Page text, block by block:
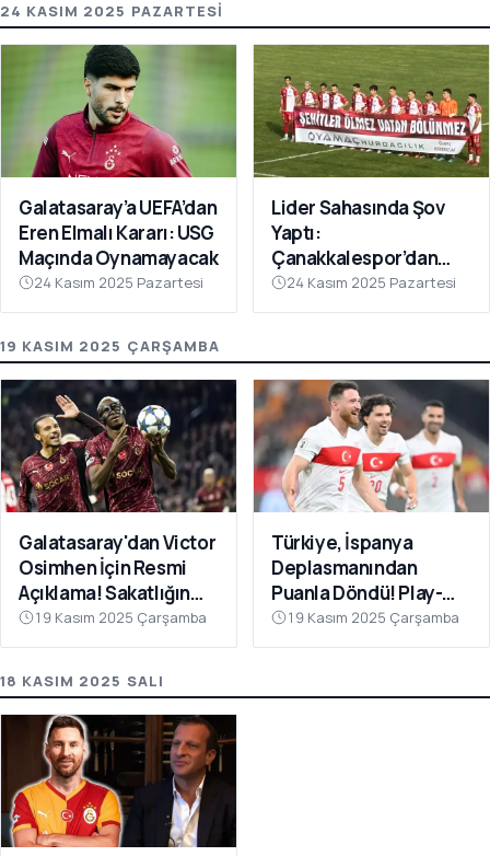
24 KASIM 2025 PAZARTESI
Galatasaray’a UEFA’dan
Eren Elmalı Kararı: USG
Maçında Oynamayacak
24 Kasım 2025 Pazartesi
Lider Sahasında Şov
Yaptı:
Çanakkalespor’dan
Farklı Galibiyet
24 Kasım 2025 Pazartesi
19 KASIM 2025 ÇARŞAMBA
Galatasaray'dan Victor
Osimhen İçin Resmi
Açıklama! Sakatlığın
Son Durumu Belli Oldu
19 Kasım 2025 Çarşamba
Türkiye, İspanya
Deplasmanından
Puanla Döndü! Play-
Off Öncesi Moral: 2-2
19 Kasım 2025 Çarşamba
18 KASIM 2025 SALI